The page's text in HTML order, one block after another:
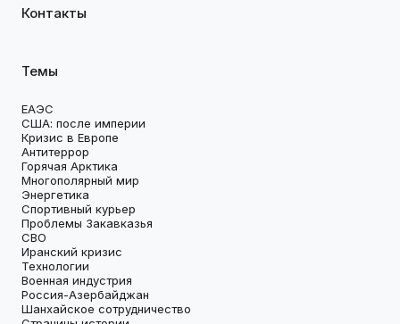
Контакты
Темы
ЕАЭС
США: после империи
Кризис в Европе
Антитеррор
Горячая Арктика
Многополярный мир
Энергетика
Спортивный курьер
Проблемы Закавказья
СВО
Иранский кризис
Технологии
Военная индустрия
Россия-Азербайджан
Шанхайское сотрудничество